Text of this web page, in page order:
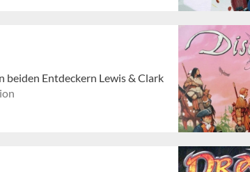
beiden Entdeckern Lewis & Clark